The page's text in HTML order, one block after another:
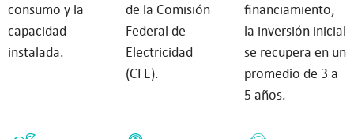
consumo y la
capacidad
instalada.
de la Comisión
Federal de
Electricidad
(CFE).
financiamiento,
la inversión inicial
se recupera en un
promedio de 3 a
5 años.